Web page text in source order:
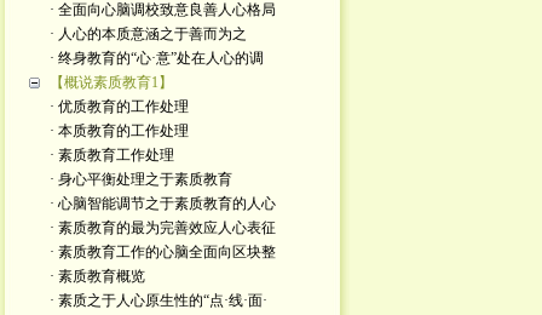
· 全面向心脑调校致意良善人心格局
· 人心的本质意涵之于善而为之
· 终身教育的“心·意”处在人心的调
【概说素质教育1】
· 优质教育的工作处理
· 本质教育的工作处理
· 素质教育工作处理
· 身心平衡处理之于素质教育
· 心脑智能调节之于素质教育的人心
· 素质教育的最为完善效应人心表征
· 素质教育工作的心脑全面向区块整
· 素质教育概览
· 素质之于人心原生性的“点·线·面·